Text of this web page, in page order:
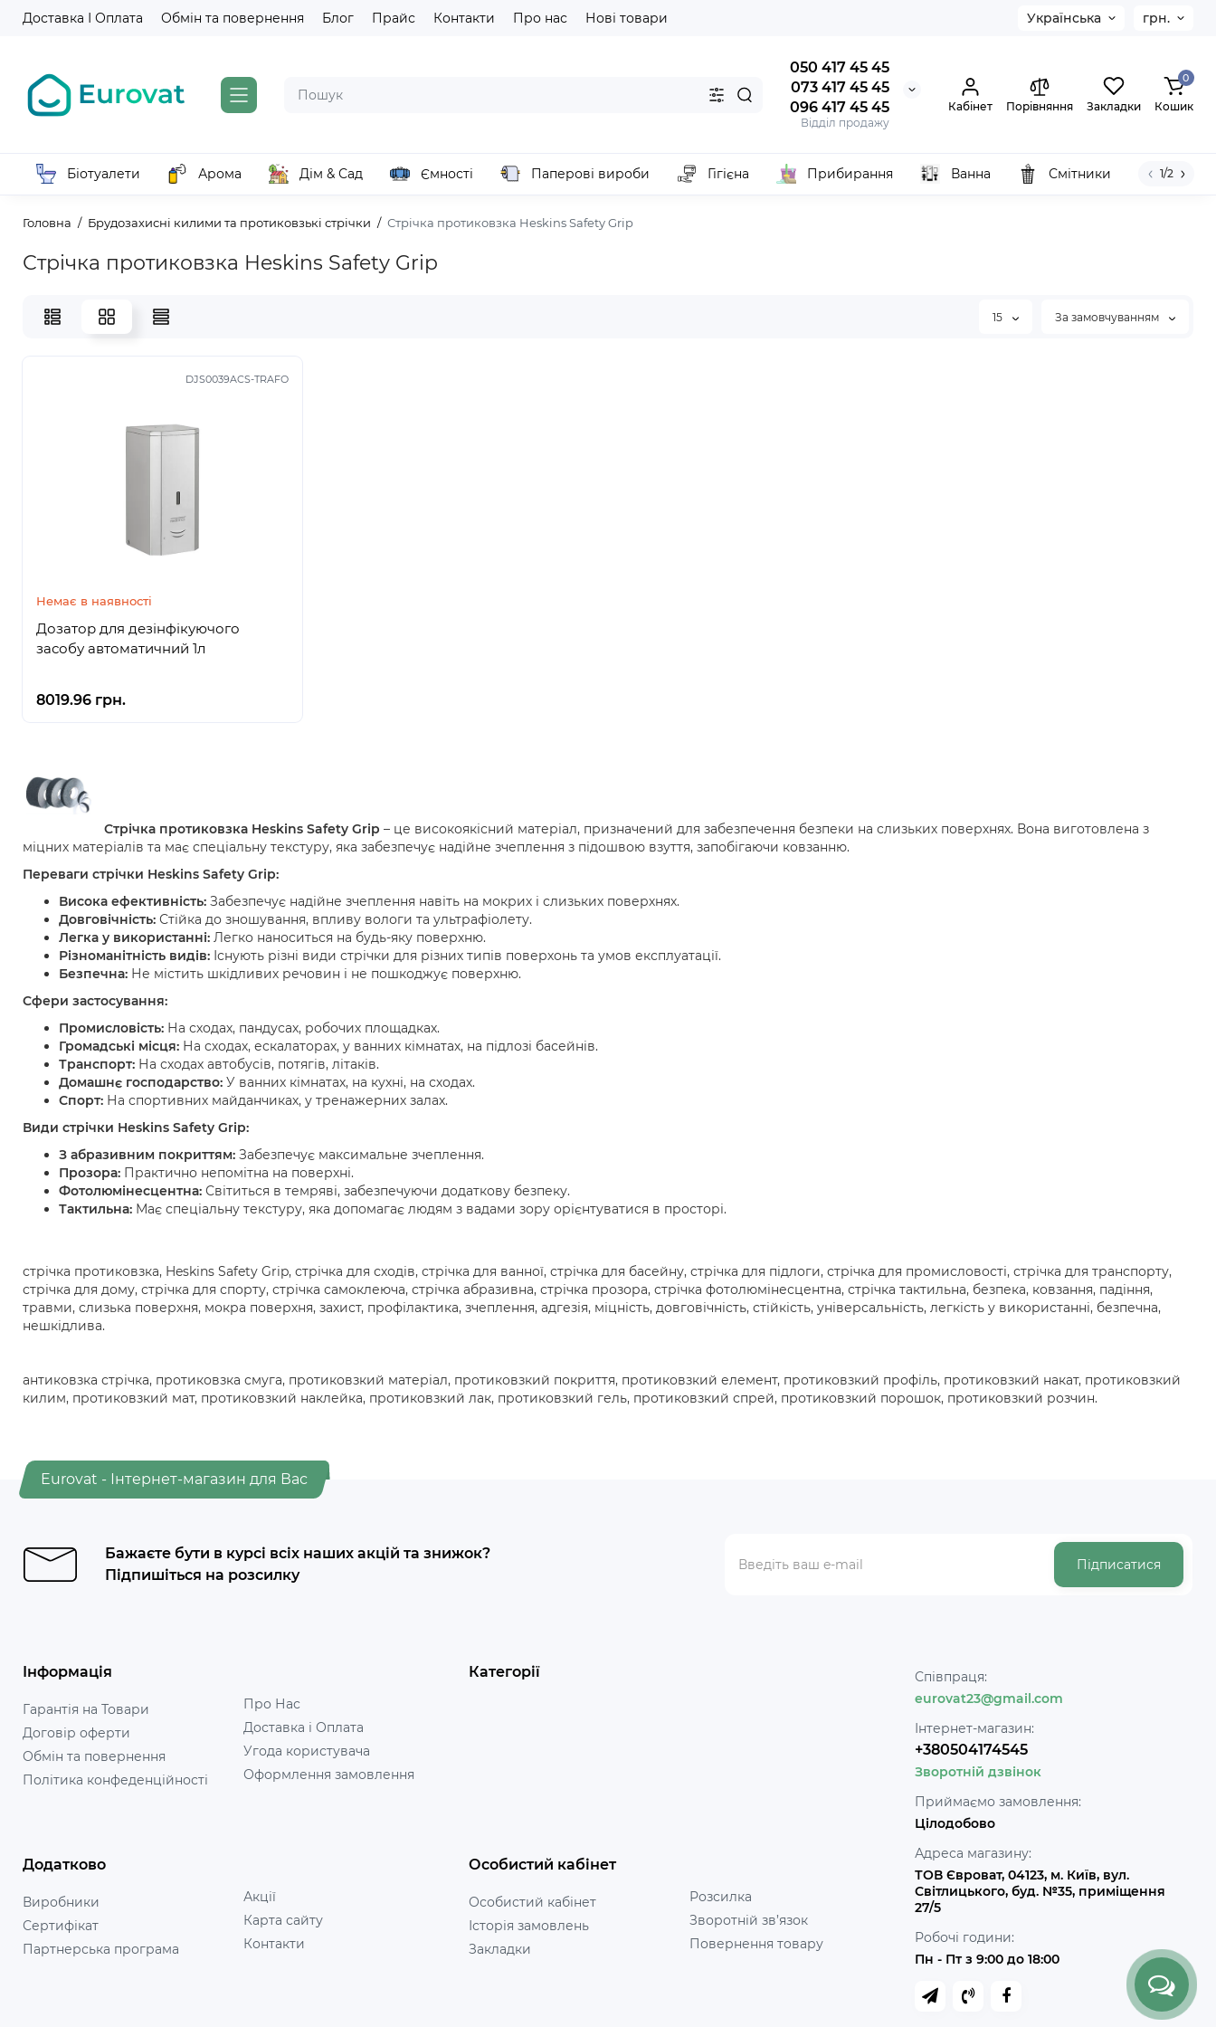
Доставка І Оплата Обмін та повернення Блог Прайс Контакти Про нас Нові товари Українська грн.
050 417 45 45
073 417 45 45
096 417 45 45
Відділ продажу
Кабінет Порівняння Закладки
0
Кошик
Біотуалети Арома Дім & Сад Ємності Паперові вироби Гігієна Прибирання Ванна Смітники 1/2
Головна Брудозахисні килими та протиковзькі стрічки Стрічка протиковзка Heskins Safety Grip
Стрічка протиковзка Heskins Safety Grip
15 За замовчуванням
DJS0039ACS-TRAFO
Немає в наявності
Дозатор для дезінфікуючого
засобу автоматичний 1л
8019.96 грн.
Стрічка протиковзка Heskins Safety Grip – це високоякісний матеріал, призначений для забезпечення безпеки на слизьких поверхнях. Вона виготовлена з
міцних матеріалів та має спеціальну текстуру, яка забезпечує надійне зчеплення з підошвою взуття, запобігаючи ковзанню.
Переваги стрічки Heskins Safety Grip:
Висока ефективність: Забезпечує надійне зчеплення навіть на мокрих і слизьких поверхнях.
Довговічність: Стійка до зношування, впливу вологи та ультрафіолету.
Легка у використанні: Легко наноситься на будь-яку поверхню.
Різноманітність видів: Існують різні види стрічки для різних типів поверхонь та умов експлуатації.
Безпечна: Не містить шкідливих речовин і не пошкоджує поверхню.
Сфери застосування:
Промисловість: На сходах, пандусах, робочих площадках.
Громадські місця: На сходах, ескалаторах, у ванних кімнатах, на підлозі басейнів.
Транспорт: На сходах автобусів, потягів, літаків.
Домашнє господарство: У ванних кімнатах, на кухні, на сходах.
Спорт: На спортивних майданчиках, у тренажерних залах.
Види стрічки Heskins Safety Grip:
З абразивним покриттям: Забезпечує максимальне зчеплення.
Прозора: Практично непомітна на поверхні.
Фотолюмінесцентна: Світиться в темряві, забезпечуючи додаткову безпеку.
Тактильна: Має спеціальну текстуру, яка допомагає людям з вадами зору орієнтуватися в просторі.
стрічка протиковзка, Heskins Safety Grip, стрічка для сходів, стрічка для ванної, стрічка для басейну, стрічка для підлоги, стрічка для промисловості, стрічка для транспорту,
стрічка для дому, стрічка для спорту, стрічка самоклеюча, стрічка абразивна, стрічка прозора, стрічка фотолюмінесцентна, стрічка тактильна, безпека, ковзання, падіння,
травми, слизька поверхня, мокра поверхня, захист, профілактика, зчеплення, адгезія, міцність, довговічність, стійкість, універсальність, легкість у використанні, безпечна,
нешкідлива.
антиковзка стрічка, протиковзка смуга, протиковзкий матеріал, протиковзкий покриття, протиковзкий елемент, протиковзкий профіль, протиковзкий накат, протиковзкий
килим, протиковзкий мат, протиковзкий наклейка, протиковзкий лак, протиковзкий гель, протиковзкий спрей, протиковзкий порошок, протиковзкий розчин.
Eurovat - Інтернет-магазин для Вас
Бажаєте бути в курсі всіх наших акцій та знижок?
Підпишіться на розсилку
Підписатися
Інформація
Гарантія на Товари
Договір оферти
Обмін та повернення
Політика конфеденційності
Про Нас
Доставка і Оплата
Угода користувача
Оформлення замовлення
Категорії
Додатково
Виробники
Сертифікат
Партнерська програма
Акції
Карта сайту
Контакти
Особистий кабінет
Особистий кабінет
Історія замовлень
Закладки
Розсилка
Зворотній зв’язок
Повернення товару
Співпраця:
eurovat23@gmail.com
Інтернет-магазин:
+380504174545
Зворотній дзвінок
Приймаємо замовлення:
Цілодобово
Адреса магазину:
ТОВ Євроват, 04123, м. Київ, вул.
Світлицького, буд. №35, приміщення
27/5
Робочі години:
Пн - Пт з 9:00 до 18:00